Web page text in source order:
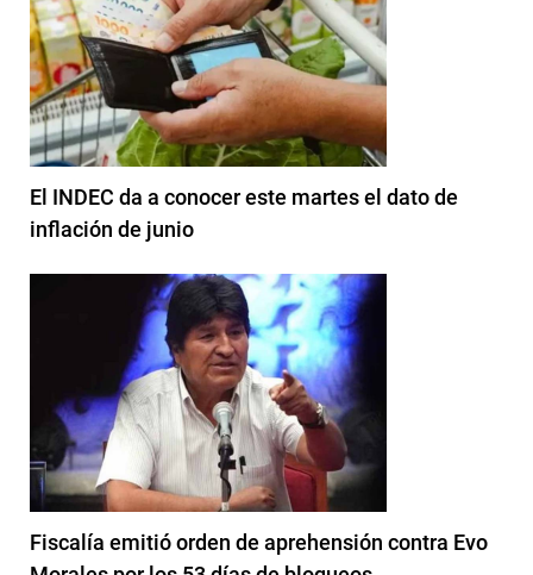
El INDEC da a conocer este martes el dato de
inflación de junio
Fiscalía emitió orden de aprehensión contra Evo